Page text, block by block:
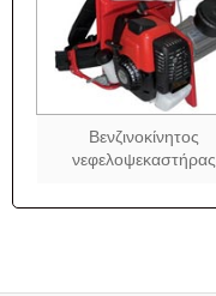
Βενζινοκίνητος
νεφελοψεκαστήρας